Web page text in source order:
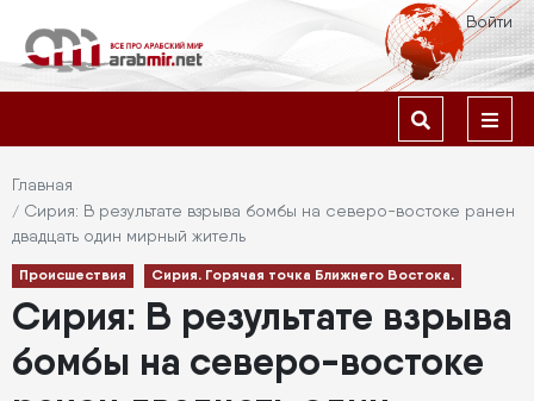
основному
содержанию
Меню
учётной
пользователя
Войти
навигация
Строка
навигации
Главная
Сирия: В результате взрыва бомбы на северо-востоке ранен
двадцать один мирный житель
Происшествия Сирия. Горячая точка Ближнего Востока.
Сирия: В результате взрыва
бомбы на северо-востоке